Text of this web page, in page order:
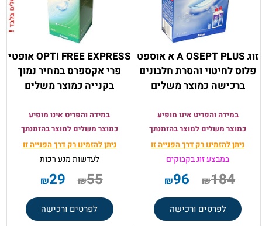
זוג A OSEPT PLUS א אוספט
פלוס לחיטוי והסרת חלבונים
ברכישה כמוצר משלים
במידה והפריט אינו מופיע
כמוצר משלים למוצר בהזמנתך
ניתן להזמינו רק דרך הפנייה זו
במבצע זוג בקבוקים
₪184
₪96
לפרטים ורכישה
OPTI FREE EXPRESS אופטי
פרי אקספרס במחיר נמוך
בקנייה כמוצר משלים
במידה והפריט אינו מופיע
כמוצר משלים למוצר בהזמנתך
ניתן להזמינו רק דרך הפנייה זו
לעדשות מגע רכות
₪55
₪29
לפרטים ורכישה